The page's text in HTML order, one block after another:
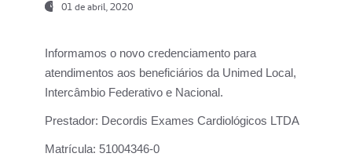
01 de abril, 2020
Informamos o novo credenciamento para
atendimentos aos beneficiários da Unimed Local,
Intercâmbio Federativo e Nacional.
Prestador: Decordis Exames Cardiológicos LTDA
Matrícula: 51004346-0